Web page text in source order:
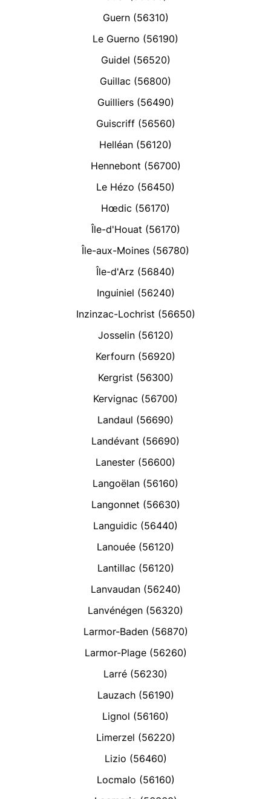
Guern (56310)
Le Guerno (56190)
Guidel (56520)
Guillac (56800)
Guilliers (56490)
Guiscriff (56560)
Helléan (56120)
Hennebont (56700)
Le Hézo (56450)
Hœdic (56170)
Île-d'Houat (56170)
Île-aux-Moines (56780)
Île-d'Arz (56840)
Inguiniel (56240)
Inzinzac-Lochrist (56650)
Josselin (56120)
Kerfourn (56920)
Kergrist (56300)
Kervignac (56700)
Landaul (56690)
Landévant (56690)
Lanester (56600)
Langoëlan (56160)
Langonnet (56630)
Languidic (56440)
Lanouée (56120)
Lantillac (56120)
Lanvaudan (56240)
Lanvénégen (56320)
Larmor-Baden (56870)
Larmor-Plage (56260)
Larré (56230)
Lauzach (56190)
Lignol (56160)
Limerzel (56220)
Lizio (56460)
Locmalo (56160)